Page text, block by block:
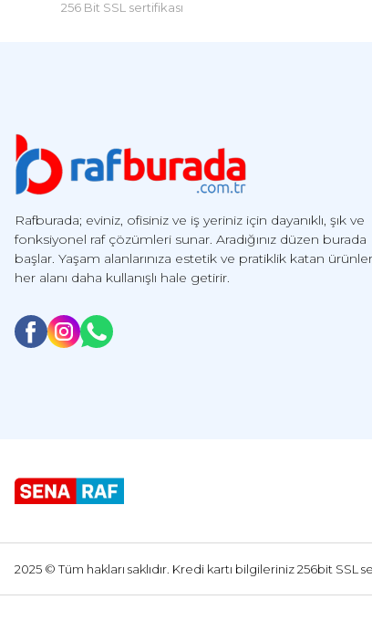
256 Bit SSL sertifikası
Rafburada; eviniz, ofisiniz ve iş yeriniz için dayanıklı, şık ve
fonksiyonel raf çözümleri sunar. Aradığınız düzen burada
başlar. Yaşam alanlarınıza estetik ve pratiklik katan
her alanı daha kullanışlı hale getirir.
2025 © Tüm hakları saklıdır. Kredi kartı bilgileriniz 256bit SSL